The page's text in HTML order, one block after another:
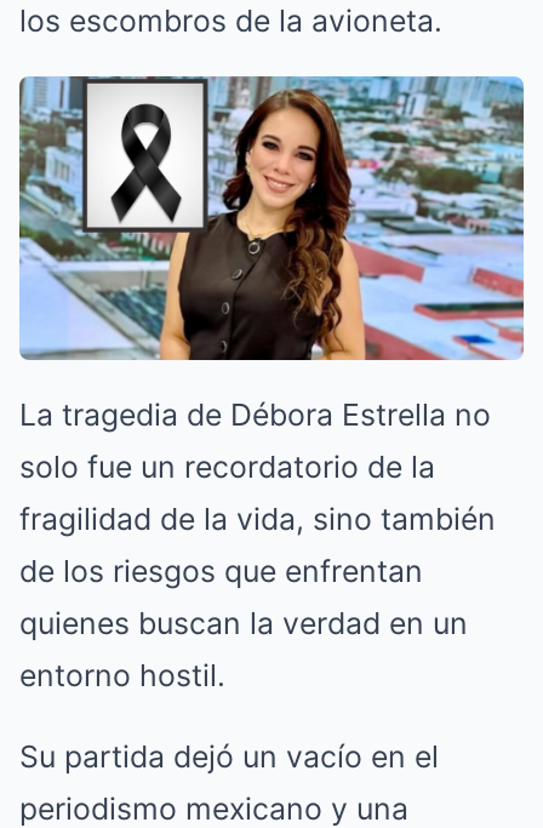
los escombros de la avioneta.
La tragedia de Débora Estrella no
solo fue un recordatorio de la
fragilidad de la vida, sino también
de los riesgos que enfrentan
quienes buscan la verdad en un
entorno hostil.
Su partida dejó un vacío en el
periodismo mexicano y una